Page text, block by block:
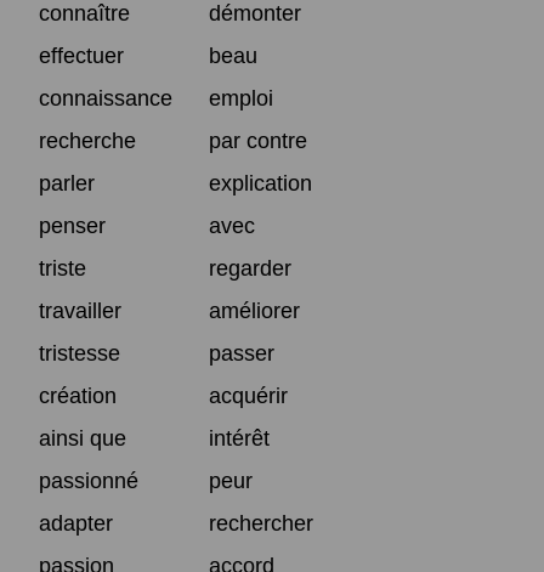
connaître
démonter
effectuer
beau
connaissance
emploi
recherche
par contre
parler
explication
penser
avec
triste
regarder
travailler
améliorer
tristesse
passer
création
acquérir
ainsi que
intérêt
passionné
peur
adapter
rechercher
passion
accord